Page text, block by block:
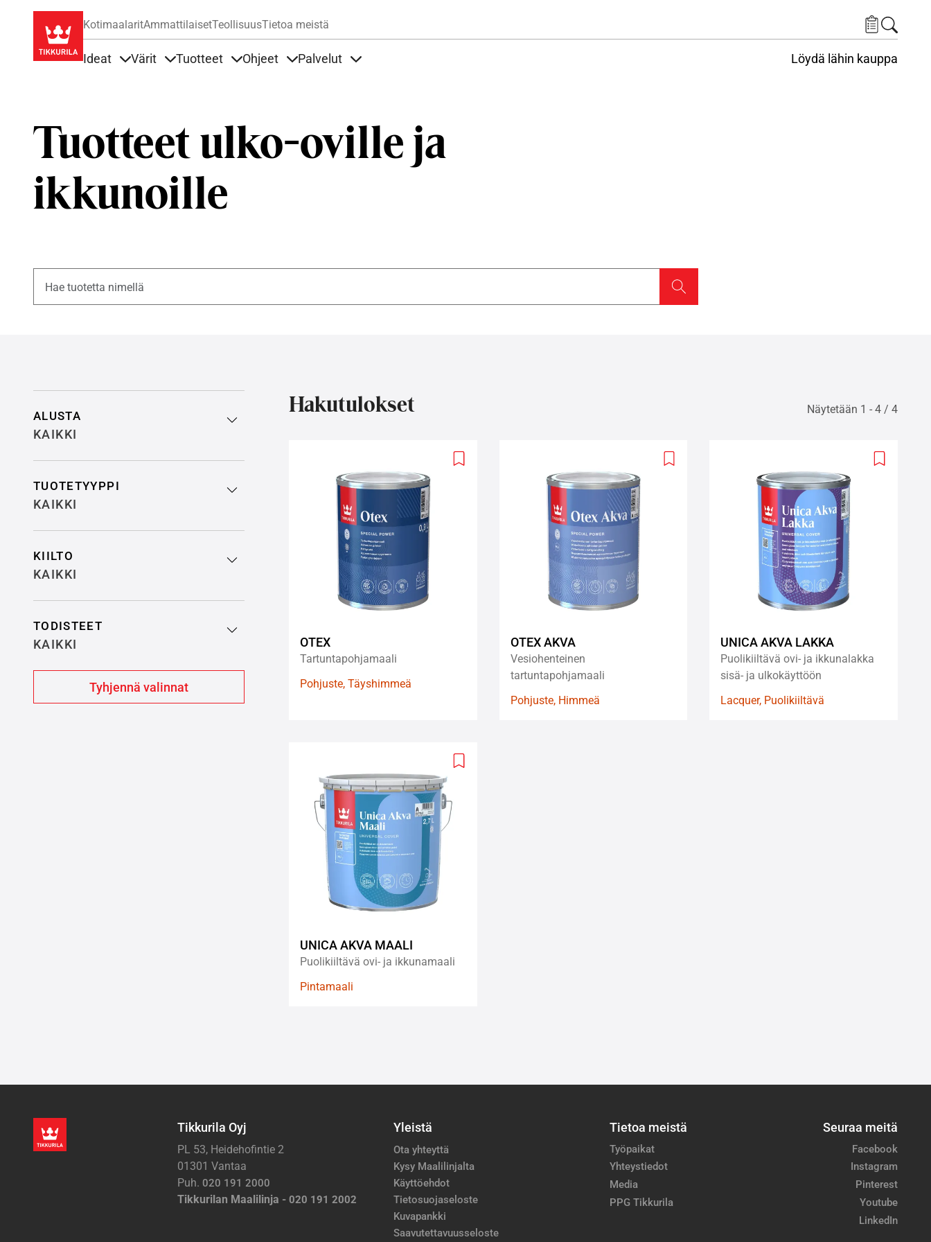
KotimaalaritAmmattilaisetTeollisuusTietoa meistä
Ideat Värit Tuotteet Ohjeet Palvelut Löydä lähin kauppa
Tuotteet ulko-oville ja
ikkunoille
ALUSTA
KAIKKI
TUOTETYYPPI
KAIKKI
KIILTO
KAIKKI
TODISTEET
KAIKKI
Hakutulokset Näytetään 1 - 4 / 4
Add
OTEX
Tartuntapohjamaali
Pohjuste, Täyshimmeä
Add
OTEX AKVA
Vesiohenteinen
tartuntapohjamaali
Pohjuste, Himmeä
Add
UNICA AKVA LAKKA
Puolikiiltävä ovi- ja ikkunalakka
sisä- ja ulkokäyttöön
Lacquer, Puolikiiltävä
Add
UNICA AKVA MAALI
Puolikiiltävä ovi- ja ikkunamaali
Pintamaali
Tikkurila Oyj
PL 53, Heidehofintie 2
01301 Vantaa
Puh. 020 191 2000
Tikkurilan Maalilinja - 020 191 2002
Yleistä
Ota yhteyttä
Kysy Maalilinjalta
Käyttöehdot
Tietosuojaseloste
Kuvapankki
Saavutettavuusseloste
Tietoa meistä
Työpaikat
Yhteystiedot
Media
PPG Tikkurila
Seuraa meitä
Facebook
Instagram
Pinterest
Youtube
LinkedIn